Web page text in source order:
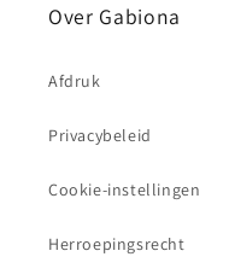
Over Gabiona
Afdruk
Privacybeleid
Cookie-instellingen
Herroepingsrecht